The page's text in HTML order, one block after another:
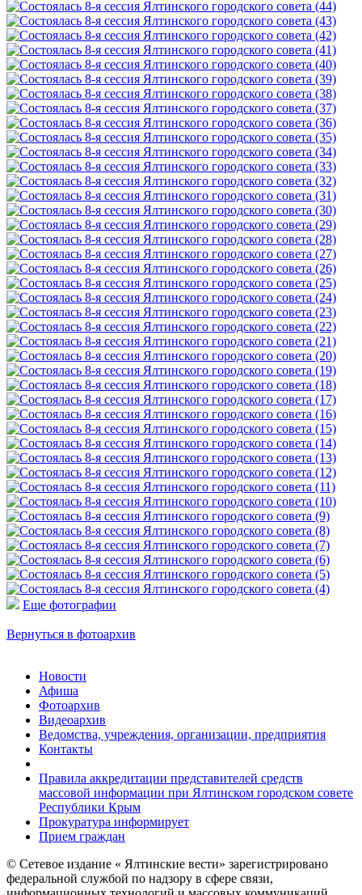
Еще фотографии
Вернуться в фотоархив
Новости
Афиша
Фотоархив
Видеоархив
Ведомства, учреждения, организации, предприятия
Контакты
Правила аккредитации представителей средств
массовой информации при Ялтинском городском совете
Республики Крым
Прокуратура информирует
Прием граждан
© Сетевое издание « Ялтинские вести» зарегистрировано
федеральной службой по надзору в сфере связи,